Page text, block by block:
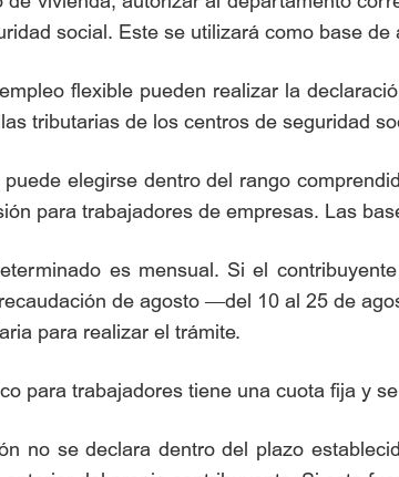
social. Este se utilizará como base
flexible pueden realizar la
tributarias de los centros de seguridad
elegirse dentro del rango
para trabajadores de empresas. Las
es mensual. Si el
de agosto —del 10 al 25 de
para realizar el trámite.
para trabajadores tiene una cuota fija y
no se declara dentro del plazo